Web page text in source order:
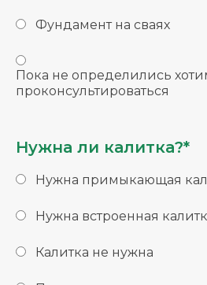
Фундамент на сваях
Пока не определились
проконсультироваться
Нужна ли калитка?*
Нужна примыкающая
Нужна встроенная
Калитка не нужна